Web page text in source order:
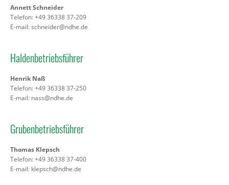
Annett Schneider
Telefon: +49 36338 37-209
E-mail:schneider@ndhe.de
Haldenbetriebsführer
Henrik Naß
Telefon: +49 36338 37-250
E-mail: nass@ndhe.de
Grubenbetriebsführer
Thomas Klepsch
Telefon: +49 36338 37-400
E-mail: klepsch@ndhe.de